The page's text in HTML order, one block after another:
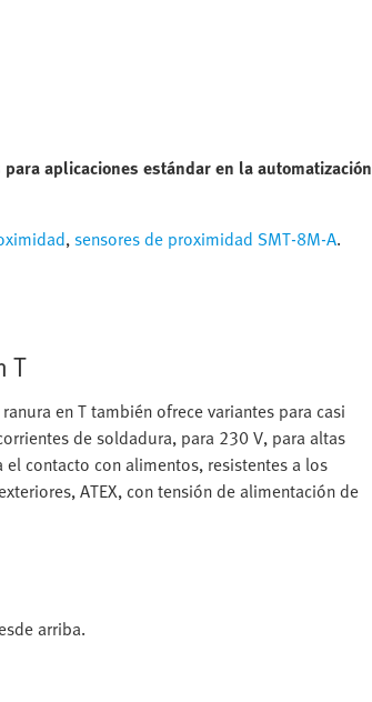
aplicaciones estándar en la automatización
,sensores de proximidad SMT-8M-A.
T
en T también ofrece variantes para casi
de soldadura, para 230 V, para altas
contacto con alimentos, resistentes a los
ATEX, con tensión de alimentación de
arriba.